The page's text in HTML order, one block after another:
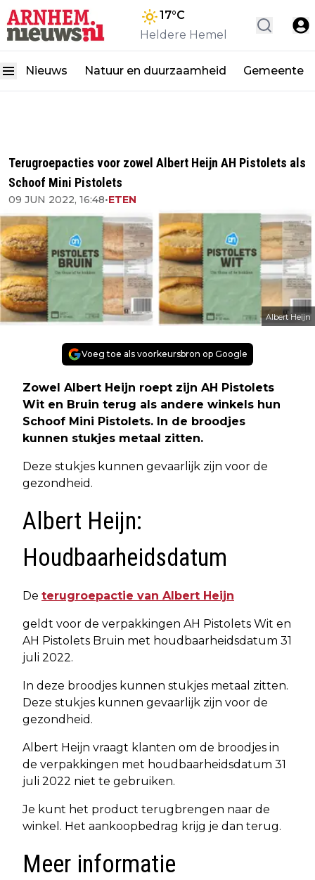
17°C
Heldere Hemel
Nieuws Natuur en duurzaamheid Gemeente
Terugroepacties voor zowel Albert Heijn AH Pistolets als
Schoof Mini Pistolets
09 JUN 2022, 16:48•ETEN
Albert Heijn
Voeg toe als voorkeursbron op Google
Zowel Albert Heijn roept zijn AH Pistolets
Wit en Bruin terug als andere winkels hun
Schoof Mini Pistolets. In de broodjes
kunnen stukjes metaal zitten.
Deze stukjes kunnen gevaarlijk zijn voor de
gezondheid.
Albert Heijn:
Houdbaarheidsdatum
De terugroepactie van Albert Heijn
geldt voor de verpakkingen AH Pistolets Wit en
AH Pistolets Bruin met houdbaarheidsdatum 31
juli 2022.
In deze broodjes kunnen stukjes metaal zitten.
Deze stukjes kunnen gevaarlijk zijn voor de
gezondheid.
Albert Heijn vraagt klanten om de broodjes in
de verpakkingen met houdbaarheidsdatum 31
juli 2022 niet te gebruiken.
Je kunt het product terugbrengen naar de
winkel. Het aankoopbedrag krijg je dan terug.
Meer informatie